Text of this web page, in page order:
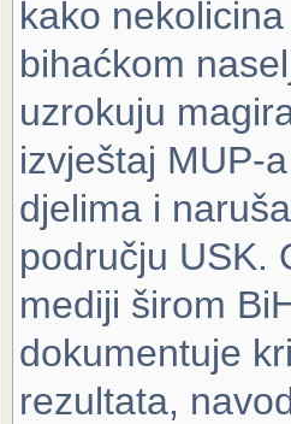
kako
bihaćkom
uzrokuju
izvještaj MUP-
djelima i
području USK.
mediji širom
dokumentuje
rezultata,